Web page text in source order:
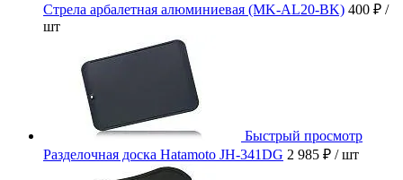
Стрела арбалетная алюминиевая (MK-AL20-BK) 400 ₽ /
шт
Быстрый просмотр
Разделочная доска Hatamoto JH-341DG 2 985 ₽ / шт